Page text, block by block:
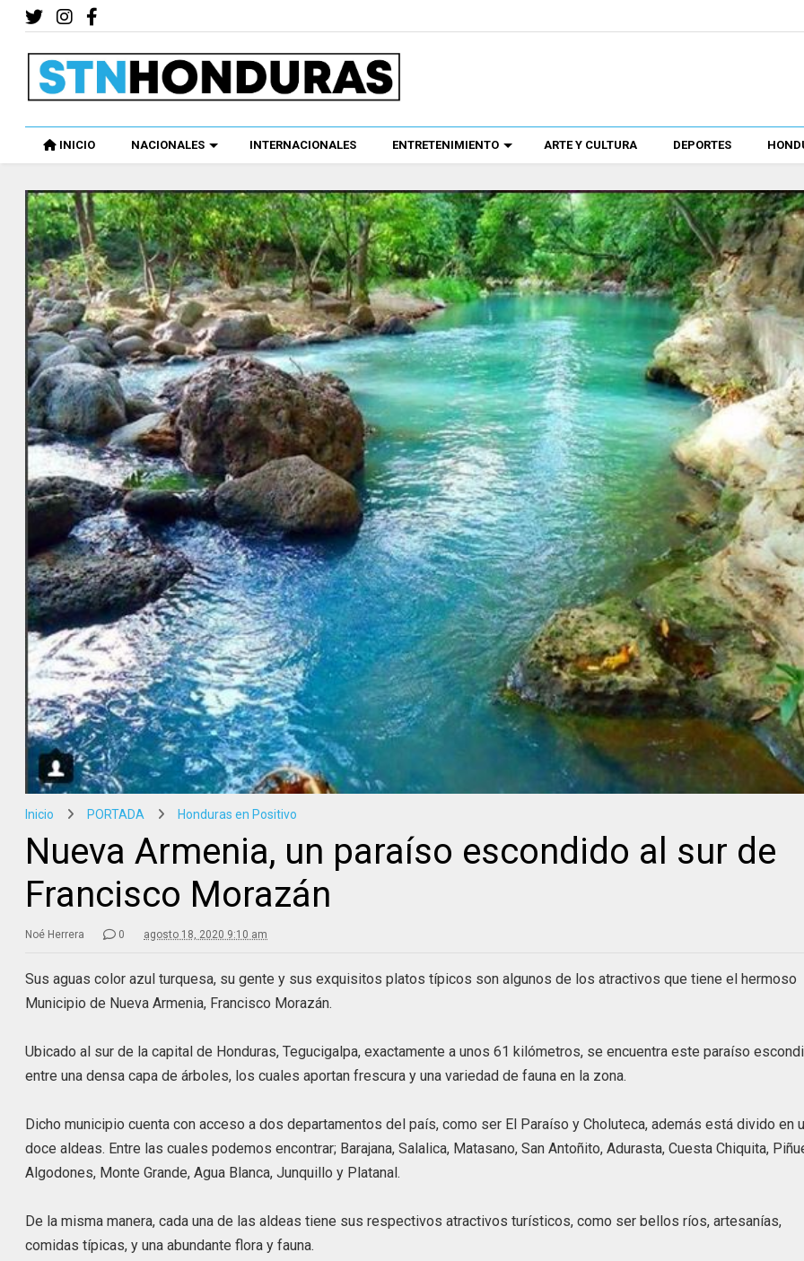
INICIO NACIONALES INTERNACIONALES ENTRETENIMIENTO ARTE Y CULTURA DEPORTES
Inicio PORTADA Honduras en Positivo
Nueva Armenia, un paraíso escondido al sur de
Francisco Morazán
Noé Herrera 0 agosto 18, 2020 9:10 am
Sus aguas color azul turquesa, su gente y sus exquisitos platos típicos son algunos de los atractivos que tiene el hermoso
Municipio de Nueva Armenia, Francisco Morazán.
Ubicado al sur de la capital de Honduras, Tegucigalpa, exactamente a unos 61 kilómetros, se encuentra este paraíso
entre una densa capa de árboles, los cuales aportan frescura y una variedad de fauna en la zona.
Dicho municipio cuenta con acceso a dos departamentos del país, como ser El Paraíso y Choluteca, además está divido en
doce aldeas. Entre las cuales podemos encontrar; Barajana, Salalica, Matasano, San Antoñito, Adurasta, Cuesta Chiquita,
Algodones, Monte Grande, Agua Blanca, Junquillo y Platanal.
De la misma manera, cada una de las aldeas tiene sus respectivos atractivos turísticos, como ser bellos ríos, artesanías,
comidas típicas, y una abundante flora y fauna.